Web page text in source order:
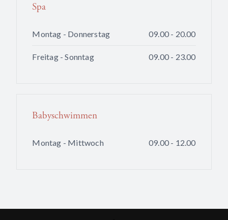
Spa
Montag - Donnerstag 09.00 - 20.00
Freitag - Sonntag 09.00 - 23.00
Babyschwimmen
Montag - Mittwoch 09.00 - 12.00